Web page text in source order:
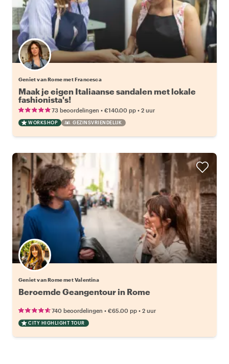
Geniet van Rome met Francesca
Maak je eigen Italiaanse sandalen met lokale
fashionista's!
73 beoordelingen • €140.00 pp • 2 uur
WORKSHOP GEZINSVRIENDELIJK
Geniet van Rome met Valentina
Beroemde Geangentour in Rome
740 beoordelingen • €65.00 pp • 2 uur
CITY HIGHLIGHT TOUR